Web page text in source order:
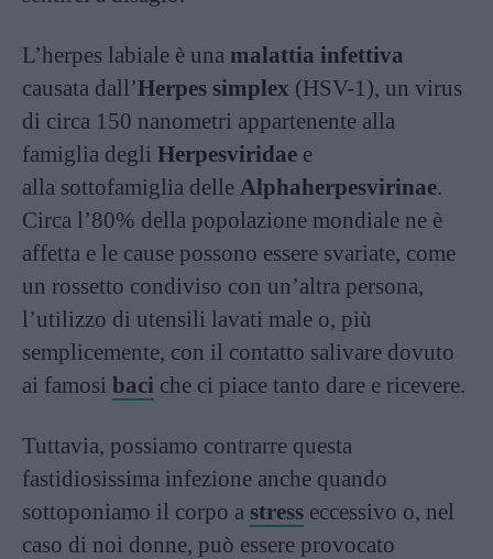
L’herpes labiale è una malattia infettiva
causata dall’Herpes simplex (HSV-1), un virus
di circa 150 nanometri appartenente alla
famiglia degli Herpesviridae e
alla sottofamiglia delle Alphaherpesvirinae.
Circa l’80% della popolazione mondiale ne è
affetta e le cause possono essere svariate, come
un rossetto condiviso con un’altra persona,
l’utilizzo di utensili lavati male o, più
semplicemente, con il contatto salivare dovuto
ai famosi baci che ci piace tanto dare e ricevere.
Tuttavia, possiamo contrarre questa
fastidiosissima infezione anche quando
sottoponiamo il corpo a stress eccessivo o, nel
caso di noi donne, può essere provocato